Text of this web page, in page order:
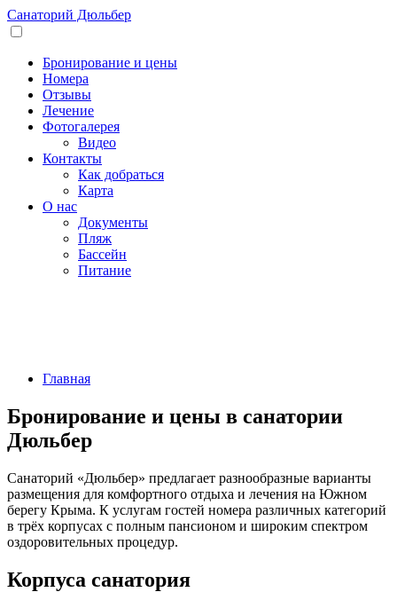
Санаторий Дюльбер
Бронирование и цены
Номера
Отзывы
Лечение
Фотогалерея
Видео
Контакты
Как добраться
Карта
О нас
Документы
Пляж
Бассейн
Питание
Главная
Бронирование и цены в санатории
Дюльбер
Санаторий «Дюльбер» предлагает разнообразные варианты
размещения для комфортного отдыха и лечения на Южном
берегу Крыма. К услугам гостей номера различных категорий
в трёх корпусах с полным пансионом и широким спектром
оздоровительных процедур.
Корпуса санатория